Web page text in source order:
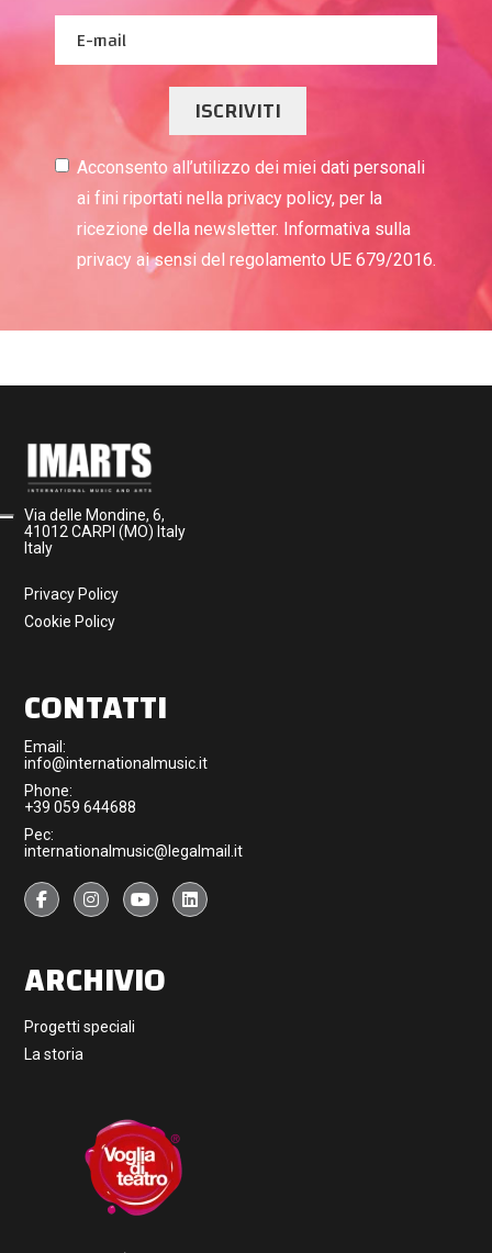
ISCRIVITI
Acconsento all’utilizzo dei miei dati personali
ai fini riportati nella privacy policy, per la
ricezione della newsletter. Informativa sulla
privacy ai sensi del regolamento UE 679/2016.
Via delle Mondine, 6,
41012 CARPI (MO) Italy
Italy
Privacy Policy
Cookie Policy
CONTATTI
Email:
info@internationalmusic.it
Phone:
+39 059 644688
Pec:
internationalmusic@legalmail.it
ARCHIVIO
Progetti speciali
La storia